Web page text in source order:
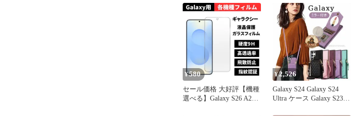
¥580
セール価格 大好評【機種
選べる】Galaxy S26 A25
¥2,526
Galaxy S24 Galaxy S24
Ultra ケース Galaxy S23